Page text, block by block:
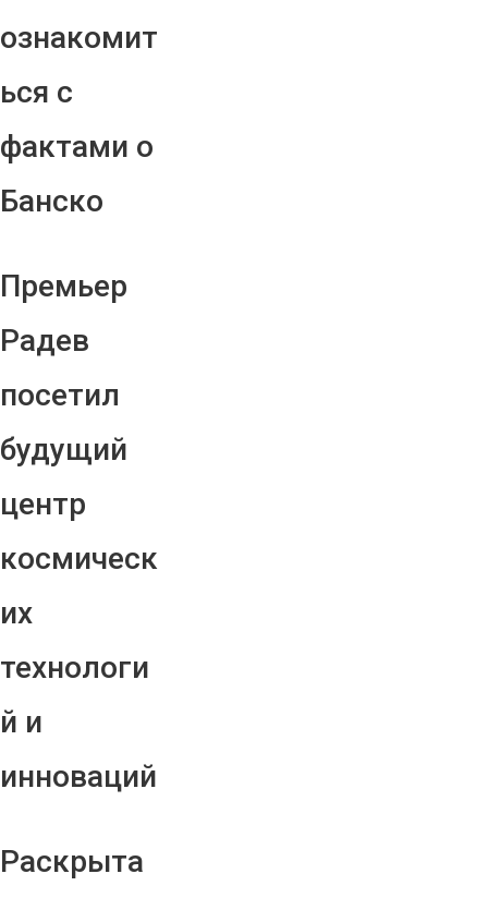
ознакомит
ься с
фактами о
Банско
Премьер
Радев
посетил
будущий
центр
космическ
их
технологи
й и
инноваций
Раскрыта